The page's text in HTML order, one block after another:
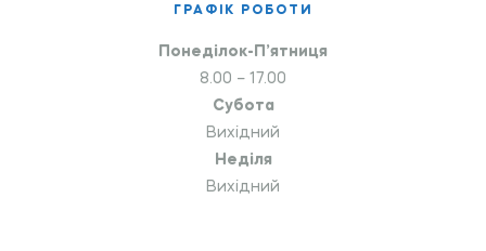
ГРАФІК РОБОТИ
Понеділок-П’ятниця
8.00 – 17.00
Субота
Вихідний
Неділя
Вихідний